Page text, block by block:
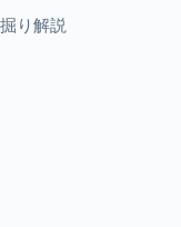
り解説